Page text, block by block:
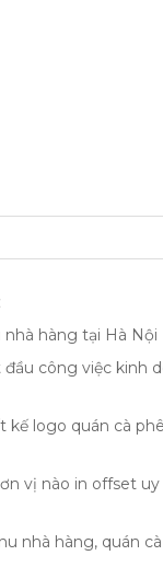
hàng tại Hà Nội
công việc kinh
kế logo quán cà
vị nào in offset
nhà hàng, quán